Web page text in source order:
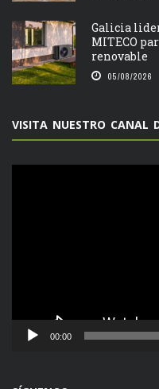
Galicia
MITECO
renovable
05/08/2026
VISITA NUESTRO CANAL
00:00